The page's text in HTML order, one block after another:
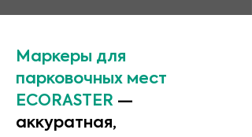
Маркеры для
парковочных мест
ECORASTER —
аккуратная,